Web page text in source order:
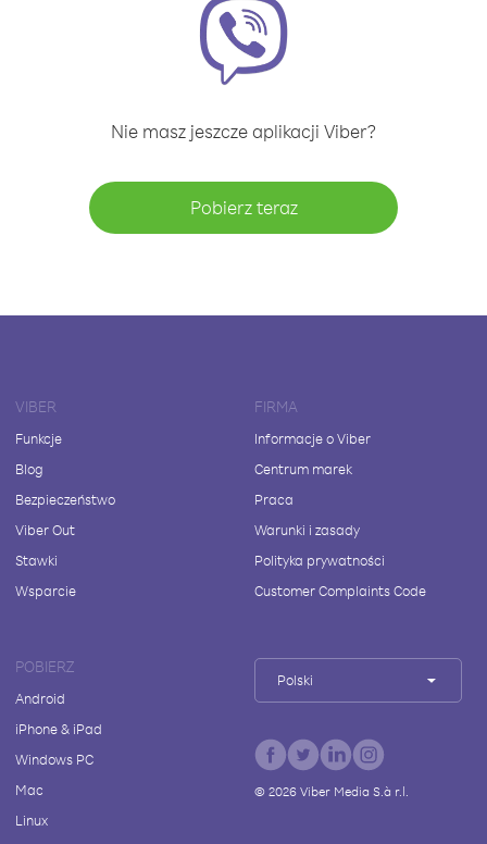
Nie masz jeszcze aplikacji Viber?
Pobierz teraz
VIBER
Funkcje
Blog
Bezpieczeństwo
Viber Out
Stawki
Wsparcie
FIRMA
Informacje o Viber
Centrum marek
Praca
Warunki i zasady
Polityka prywatności
Customer Complaints Code
POBIERZ
Android
iPhone & iPad
Windows PC
Mac
Linux
Polski
© 2026Viber Media S.à r.l.